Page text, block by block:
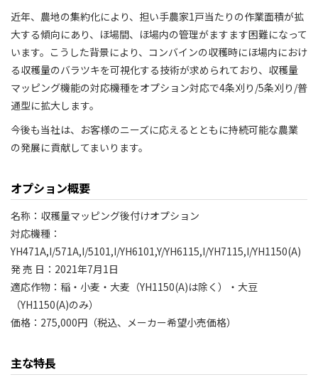
近年、農地の集約化により、担い手農家1戸当たりの作業面積が拡
大する傾向にあり、ほ場間、ほ場内の管理がますます困難になって
います。こうした背景により、コンバインの収穫時にほ場内におけ
る収穫量のバラツキを可視化する技術が求められており、収穫量
マッピング機能の対応機種をオプション対応で4条刈り/5条刈り/普
通型に拡大します。
今後も当社は、お客様のニーズに応えるとともに持続可能な農業
の発展に貢献してまいります。
オプション概要
名称：収穫量マッピング後付けオプション
対応機種：
YH471A,I/571A,I/5101,I/YH6101,Y/YH6115,I/YH7115,I/YH1150(A)
発 売 日：2021年7月1日
適応作物：稲・小麦・大麦（YH1150(A)は除く）・大豆
（YH1150(A)のみ）
価格：275,000円（税込、メーカー希望小売価格）
主な特長